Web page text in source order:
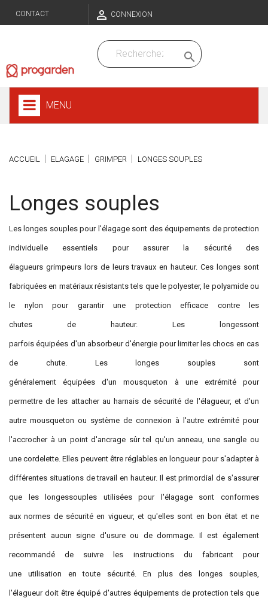
CONTACT  CONNEXION

MENU
ACCUEIL ELAGAGE GRIMPER LONGES SOUPLES
Longes souples
Les longes souples pour l'élagage sont des équipements de protection
individuelle essentiels pour assurer la sécurité des
élagueurs grimpeurs lors de leurs travaux en hauteur. Ces longes sont
fabriquées en matériaux résistants tels que le polyester, le polyamide ou
le nylon pour garantir une protection efficace contre les
chutes de hauteur. Les longessont
parfois équipées d'un absorbeur d'énergie pour limiter les chocs en cas
de chute. Les longes souples sont
généralement équipées d'un mousqueton à une extrémité pour
permettre de les attacher au harnais de sécurité de l'élagueur, et d'un
autre mousqueton ou système de connexion à l'autre extrémité pour
l'accrocher à un point d'ancrage sûr tel qu'un anneau, une sangle ou
une cordelette. Elles peuvent être réglables en longueur pour s'adapter à
différentes situations de travail en hauteur. Il est primordial de s'assurer
que les longessouples utilisées pour l'élagage sont conformes
aux normes de sécurité en vigueur, et qu'elles sont en bon état et ne
présentent aucun signe d'usure ou de dommage. Il est également
recommandé de suivre les instructions du fabricant pour
une utilisation en toute sécurité. En plus des longes souples,
l'élagueur doit être équipé d'autres équipements de protection tels que